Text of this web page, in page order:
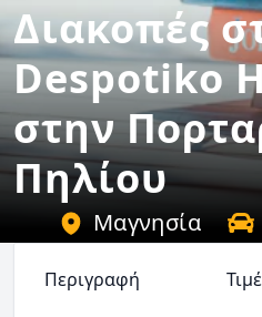
Διακοπές
Despotiko
στην
Πηλίου
Μαγνησία
Περιγραφή